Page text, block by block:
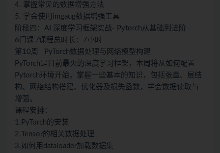
4. 掌握常见的数据增强方法
5. 学会使用imgaug数据增强工具
阶段四：AI 深度学习框架实战- Pytorch从基础到进阶
6门课 /课程总时长：7小时
第10周 PyTorch数据处理与网络模型构建
PyTorch是目前最火的深度学习框架，本周将从如何配置
Pytorch环境开始，掌握一些基本的知识，包括张量、层结
构、网络结构搭建、优化器及损失函数，学会数据读取与
增强。
课程安排：
1.PyTorch的安装
2.Tensor的相关数据处理
3.如何用dataloader加载数据集